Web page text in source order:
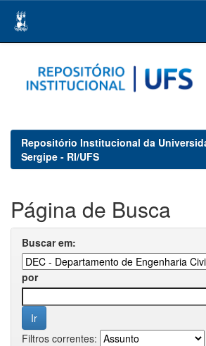
navigation
Repositório Institucional da
Sergipe - RI/UFS
Página de Busca
Buscar em:
por
Filtros correntes: